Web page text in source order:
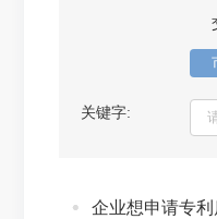
关键字:
企业想申请专